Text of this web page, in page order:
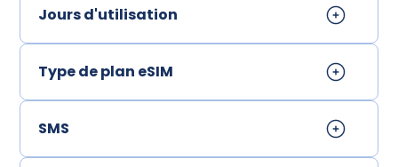
Jours d'utilisation
Type de plan eSIM
SMS